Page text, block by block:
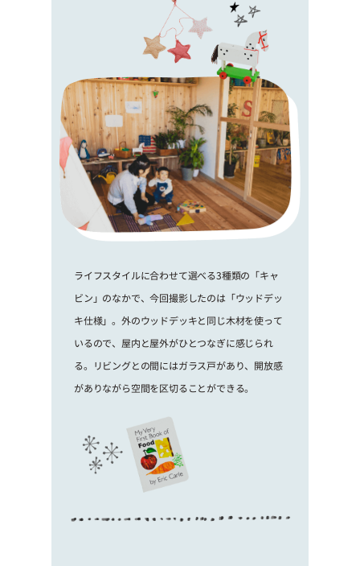
ライフスタイルに合わせて選べる3種類の「キャ
ビン」のなかで、今回撮影したのは「ウッドデッ
キ仕様」。外のウッドデッキと同じ木材を使って
いるので、屋内と屋外がひとつなぎに感じられ
る。リビングとの間にはガラス戸があり、開放感
がありながら空間を区切ることができる。